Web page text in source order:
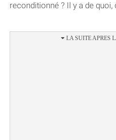
reconditionné ? Il y a de